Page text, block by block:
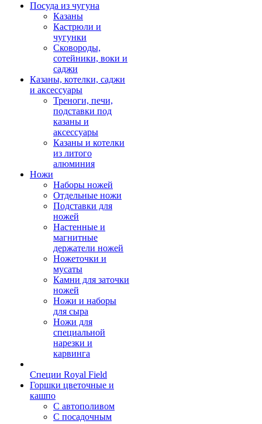
Посуда из чугуна
Казаны
Кастрюли и
чугунки
Сковороды,
сотейники, воки и
саджи
Казаны, котелки, саджи
и аксессуары
Треноги, печи,
подставки под
казаны и
аксессуары
Казаны и котелки
из литого
алюминия
Ножи
Наборы ножей
Отдельные ножи
Подставки для
ножей
Настенные и
магнитные
держатели ножей
Ножеточки и
мусаты
Камни для заточки
ножей
Ножи и наборы
для сыра
Ножи для
специальной
нарезки и
карвинга
Специи Royal Field
Горшки цветочные и
кашпо
С автополивом
С посадочным